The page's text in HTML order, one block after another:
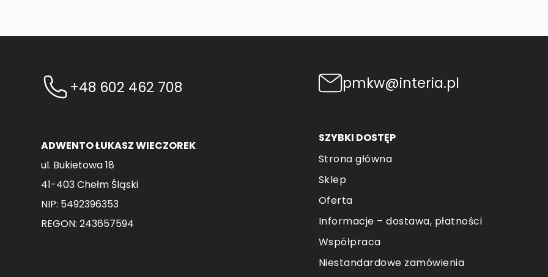
+48 602 462 708
ADWENTO ŁUKASZ WIECZOREK
ul. Bukietowa 18
41-403 Chełm Śląski
NIP: 5492396353
REGON: 243657594
pmkw@interia.pl
SZYBKI DOSTĘP
Strona główna
Sklep
Oferta
Informacje – dostawa, płatności
Współpraca
Niestandardowe zamówienia